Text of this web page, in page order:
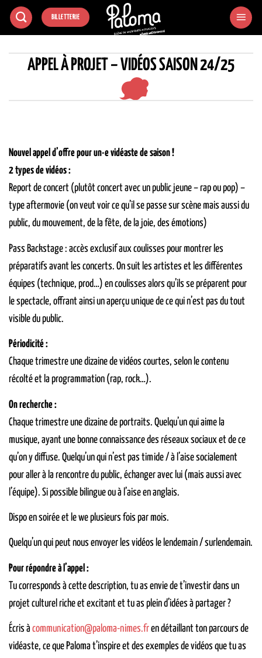
Passer
BILLETTERIE
APPEL À PROJET – VIDÉOS SAISON 24/25
Nouvel appel d’offre pour un·e vidéaste de saison !
2 types de vidéos :
Report de concert (plutôt concert avec un public jeune – rap ou pop) –
type aftermovie (on veut voir ce qu’il se passe sur scène mais aussi du
public, du mouvement, de la fête, de la joie, des émotions)
Pass Backstage : accès exclusif aux coulisses pour montrer les
préparatifs avant les concerts. On suit les artistes et les différentes
équipes (technique, prod…) en coulisses alors qu’ils se préparent pour
le spectacle, offrant ainsi un aperçu unique de ce qui n’est pas du tout
visible du public.
Périodicité :
Chaque trimestre une dizaine de vidéos courtes, selon le contenu
récolté et la programmation (rap, rock…).
On recherche :
Chaque trimestre une dizaine de portraits. Quelqu’un qui aime la
musique, ayant une bonne connaissance des réseaux sociaux et de ce
qu’on y diffuse. Quelqu’un qui n’est pas timide / à l’aise socialement
pour aller à la rencontre du public, échanger avec lui (mais aussi avec
l’équipe). Si possible bilingue ou à l’aise en anglais.
Dispo en soirée et le we plusieurs fois par mois.
Quelqu’un qui peut nous envoyer les vidéos le lendemain / surlendemain.
Pour répondre à l’appel :
Tu corresponds à cette description, tu as envie de t’investir dans un
projet culturel riche et excitant et tu as plein d’idées à partager ?
Écris à communication@paloma-nimes.fren détaillant ton parcours de
vidéaste, ce que Paloma t’inspire et des exemples de vidéos que tu as